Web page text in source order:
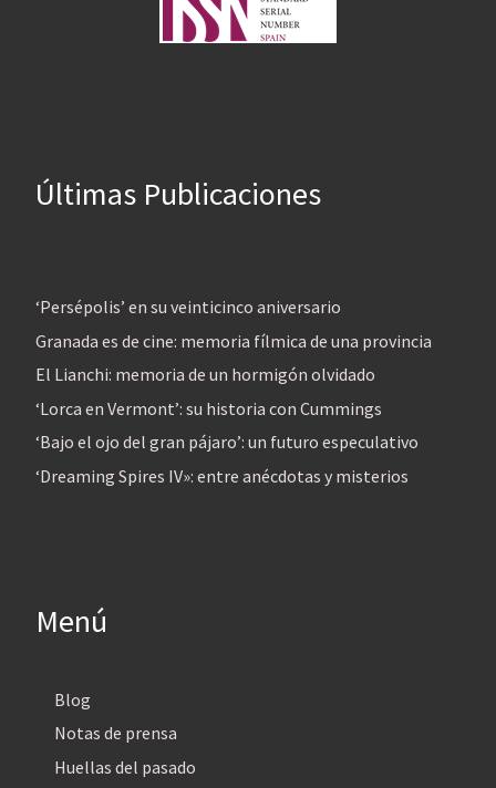
Últimas Publicaciones
‘Persépolis’ en su veinticinco aniversario
Granada es de cine: memoria fílmica de una provincia
El Lianchi: memoria de un hormigón olvidado
‘Lorca en Vermont’: su historia con Cummings
‘Bajo el ojo del gran pájaro’: un futuro especulativo
‘Dreaming Spires IV»: entre anécdotas y misterios
Menú
Blog
Notas de prensa
Huellas del pasado